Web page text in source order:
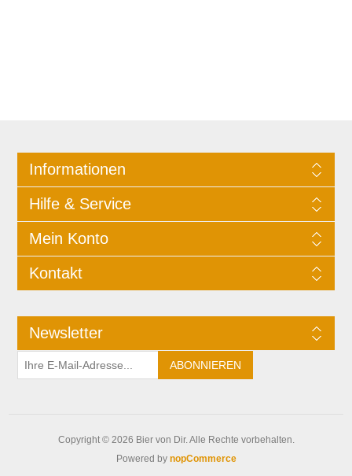
Informationen
Hilfe & Service
Mein Konto
Kontakt
Newsletter
Copyright © 2026 Bier von Dir. Alle Rechte vorbehalten.
Powered by nopCommerce